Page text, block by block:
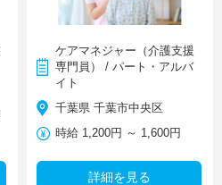
ケアマネジャー（介護支援
専門員） / パート・アルバ
イト
千葉県 千葉市中央区
時給 1,200円 ～ 1,600円
詳細を見る